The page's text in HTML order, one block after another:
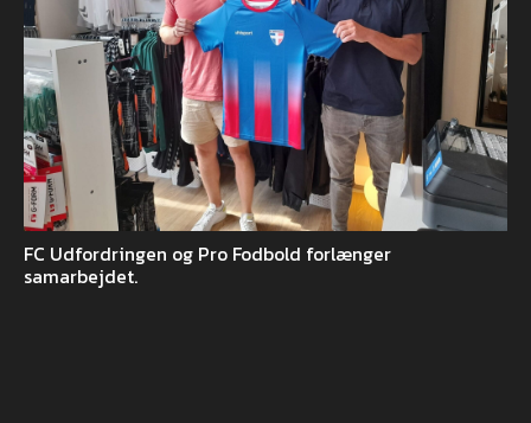
FC Udfordringen og Pro Fodbold forlænger
samarbejdet.